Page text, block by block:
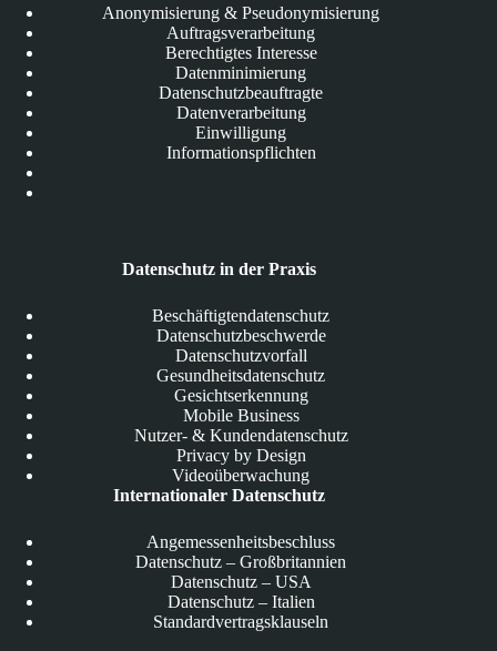
Anonymisierung & Pseudonymisierung
Auftragsverarbeitung
Berechtigtes Interesse
Datenminimierung
Datenschutzbeauftragte
Datenverarbeitung
Einwilligung
Informationspflichten
Datenschutz in der Praxis
Beschäftigtendatenschutz
Datenschutzbeschwerde
Datenschutzvorfall
Gesundheitsdatenschutz
Gesichtserkennung
Mobile Business
Nutzer- & Kundendatenschutz
Privacy by Design
Videoüberwachung
Internationaler Datenschutz
Angemessenheitsbeschluss
Datenschutz – Großbritannien
Datenschutz – USA
Datenschutz – Italien
Standardvertragsklauseln